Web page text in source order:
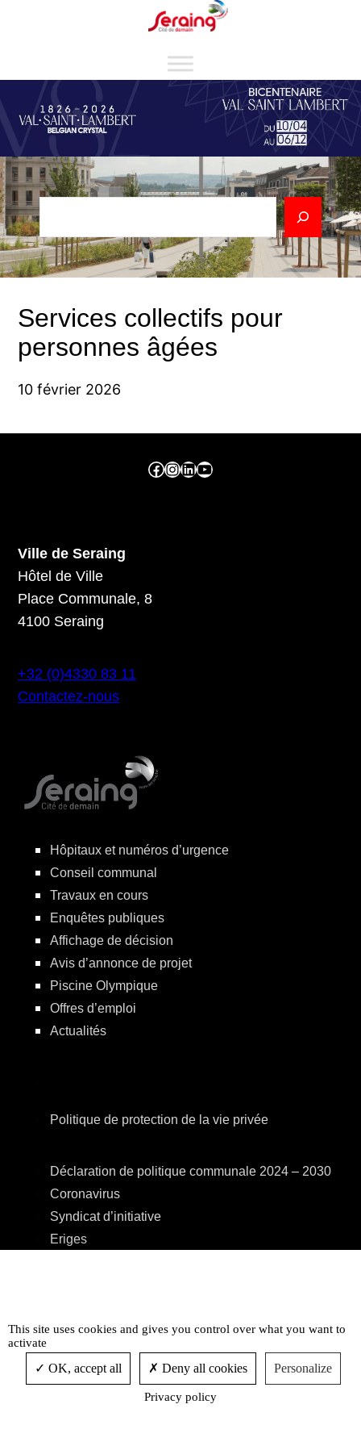
Rechercher
Services collectifs pour
personnes âgées
10 février 2026
Facebook ville de seraing Instragram ville de seraing linkedin – ville de seraing YouTube
Ville de Seraing
Hôtel de Ville
Place Communale, 8
4100 Seraing
+32 (0)4330 83 11
Contactez-nous
Hôpitaux et numéros d’urgence
Conseil communal
Travaux en cours
Enquêtes publiques
Affichage de décision
Avis d’annonce de projet
Piscine Olympique
Offres d’emploi
Actualités
Politique de protection de la vie privée
Déclaration de politique communale 2024 – 2030
Coronavirus
Syndicat d’initiative
Eriges
Accessibilité
Cookies management panel
This site uses cookies and gives you control over what you want to
activate
OK, accept all Deny all cookies Personalize
Privacy policy